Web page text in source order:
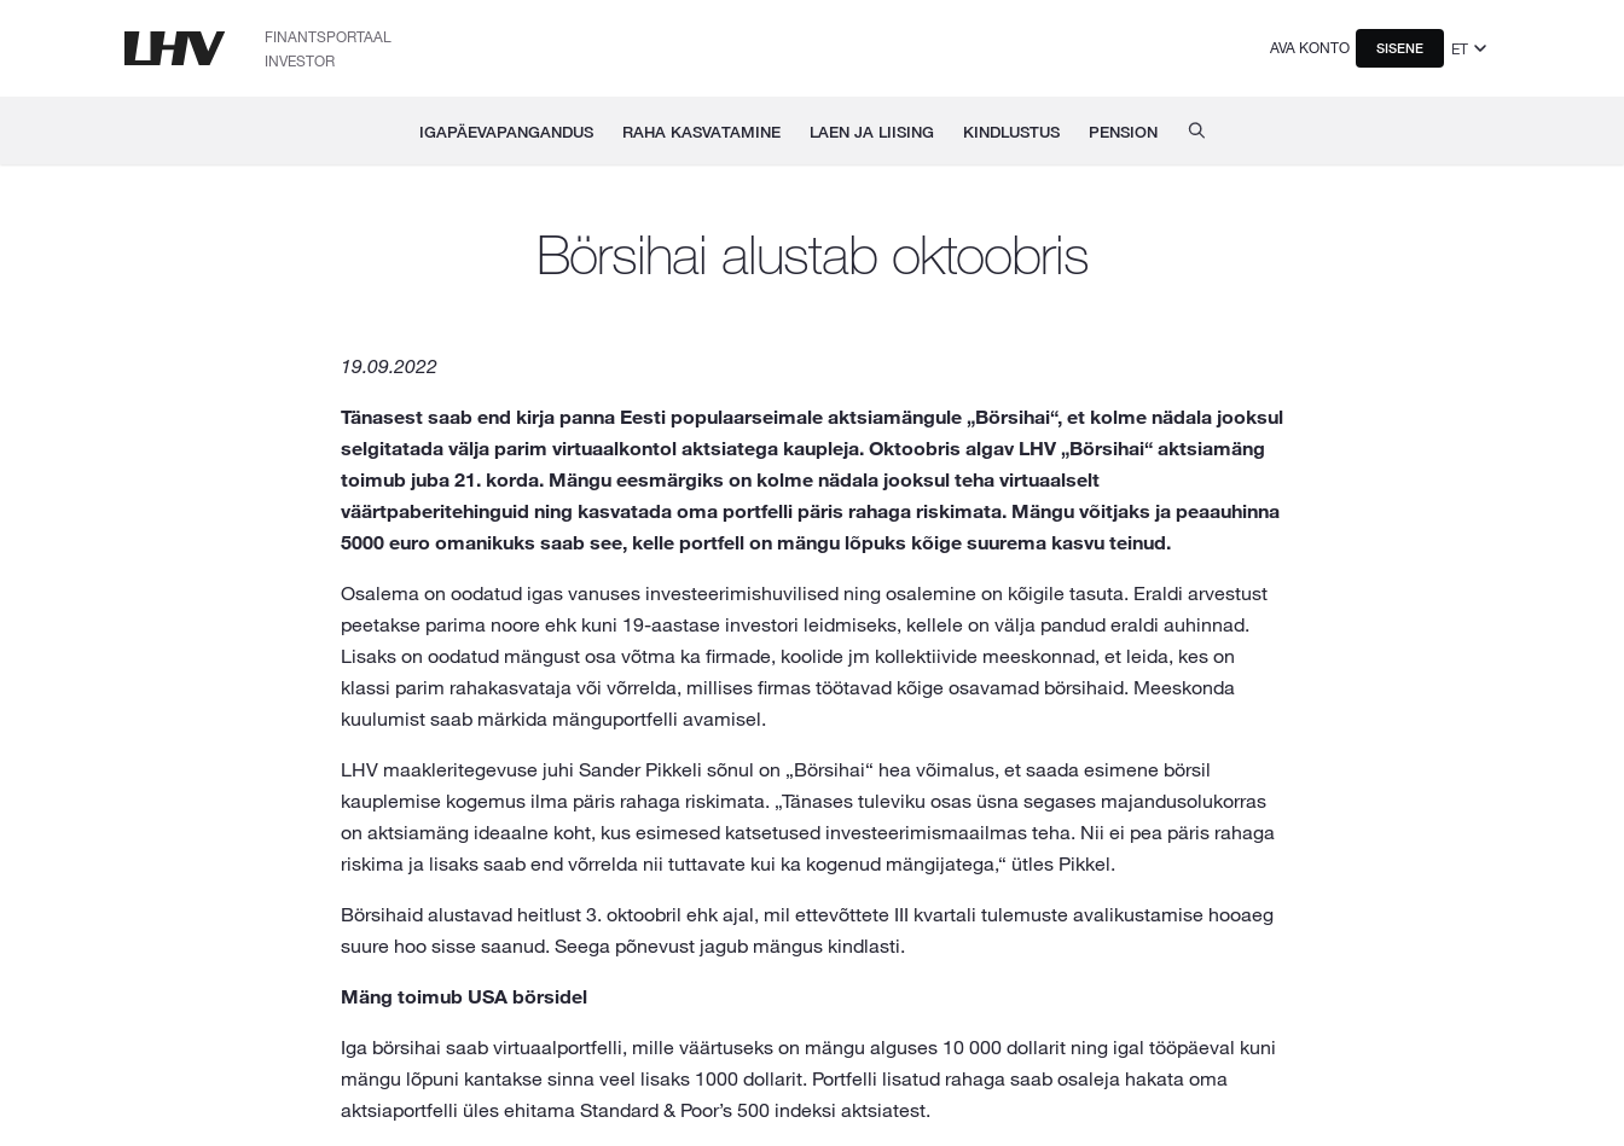
FINANTSPORTAAL
INVESTOR
AVA KONTO SISENE ET
IGAPÄEVAPANGANDUS RAHA KASVATAMINE LAEN JA LIISING KINDLUSTUS PENSION
Börsihai alustab oktoobris
19.09.2022
Tänasest saab end kirja panna Eesti populaarseimale aktsiamängule „Börsihai“, et kolme nädala jooksul
selgitatada välja parim virtuaalkontol aktsiatega kaupleja. Oktoobris algav LHV „Börsihai“ aktsiamäng
toimub juba 21. korda. Mängu eesmärgiks on kolme nädala jooksul teha virtuaalselt
väärtpaberitehinguid ning kasvatada oma portfelli päris rahaga riskimata. Mängu võitjaks ja peaauhinna
5000 euro omanikuks saab see, kelle portfell on mängu lõpuks kõige suurema kasvu teinud.
Osalema on oodatud igas vanuses investeerimishuvilised ning osalemine on kõigile tasuta. Eraldi arvestust
peetakse parima noore ehk kuni 19-aastase investori leidmiseks, kellele on välja pandud eraldi auhinnad.
Lisaks on oodatud mängust osa võtma ka firmade, koolide jm kollektiivide meeskonnad, et leida, kes on
klassi parim rahakasvataja või võrrelda, millises firmas töötavad kõige osavamad börsihaid. Meeskonda
kuulumist saab märkida mänguportfelli avamisel.
LHV maakleritegevuse juhi Sander Pikkeli sõnul on „Börsihai“ hea võimalus, et saada esimene börsil
kauplemise kogemus ilma päris rahaga riskimata. „Tänases tuleviku osas üsna segases majandusolukorras
on aktsiamäng ideaalne koht, kus esimesed katsetused investeerimismaailmas teha. Nii ei pea päris rahaga
riskima ja lisaks saab end võrrelda nii tuttavate kui ka kogenud mängijatega,“ ütles Pikkel.
Börsihaid alustavad heitlust 3. oktoobril ehk ajal, mil ettevõttete III kvartali tulemuste avalikustamise hooaeg
suure hoo sisse saanud. Seega põnevust jagub mängus kindlasti.
Mäng toimub USA börsidel
Iga börsihai saab virtuaalportfelli, mille väärtuseks on mängu alguses 10 000 dollarit ning igal tööpäeval kuni
mängu lõpuni kantakse sinna veel lisaks 1000 dollarit. Portfelli lisatud rahaga saab osaleja hakata oma
aktsiaportfelli üles ehitama Standard & Poor’s 500 indeksi aktsiatest.